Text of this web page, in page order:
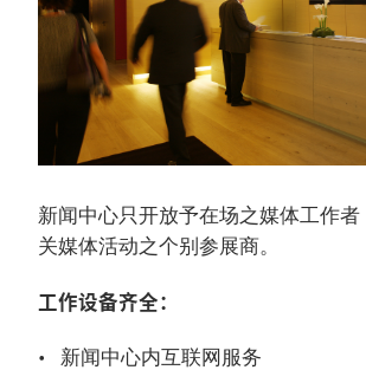
新闻中心只开放予在场之媒体工作
关媒体活动之个别参展商。
工作设备齐全：
新闻中心内互联网服务